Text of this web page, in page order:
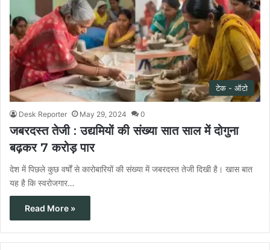
टेक - ऑटो
Desk Reporter May 29, 2024 0
जबरदस्त तेजी : उद्यमियों की संख्या सात साल में दोगुना
बढ़कर 7 करोड़ पार
देश में पिछले कुछ वर्षों से कारोबारियों की संख्या में जबरदस्त तेजी दिखी है। खास बात
यह है कि स्वरोजगार…
Read More »